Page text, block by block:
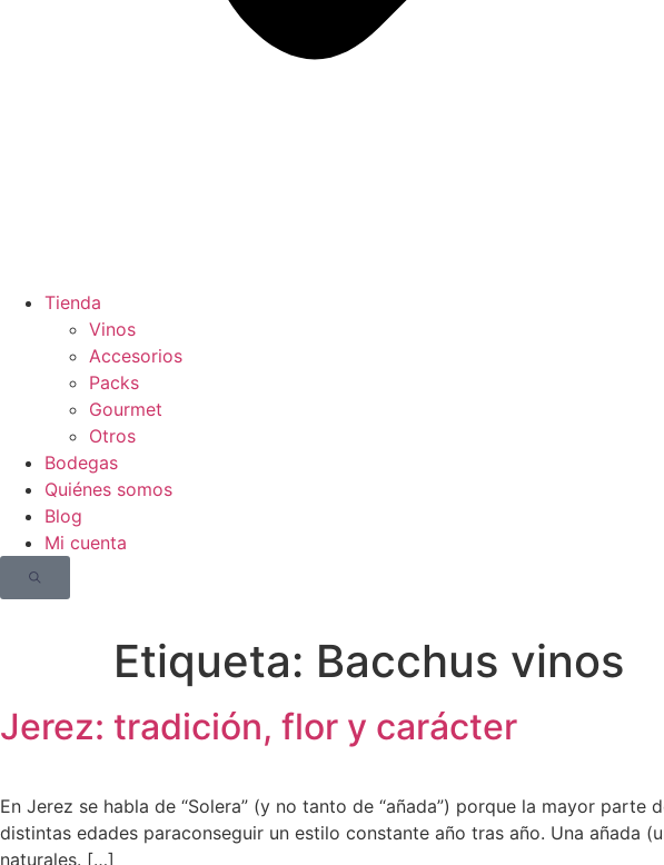
Tienda
Vinos
Accesorios
Packs
Gourmet
Otros
Bodegas
Quiénes somos
Blog
Mi cuenta
Etiqueta: Bacchus vinos
Jerez: tradición, flor y carácter
En Jerez se habla de “Solera” (y no tanto de “añada”) porque la mayor
distintas edades paraconseguir un estilo constante año tras año. Una añada
naturales. […]